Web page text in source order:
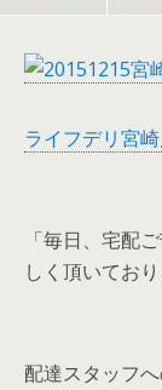
ライフデリ宮
「毎日、宅配
しく頂いており
配達スタッフ